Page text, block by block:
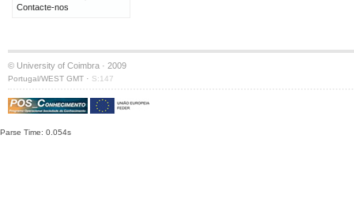
Contacte-nos
© University of Coimbra · 2009
Portugal/WEST GMT · S:147
Parse Time: 0.054s